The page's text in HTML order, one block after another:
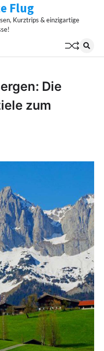
Flug
Kurztrips & einzigartige
Die
zum